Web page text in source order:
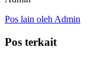
Pos lain oleh Admin
Pos terkait